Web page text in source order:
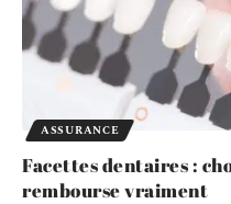
ASSURANCE
Facettes dentaires :
rembourse vraiment